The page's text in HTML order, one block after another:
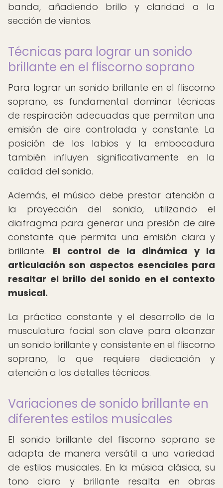
banda, añadiendo brillo y claridad a la
sección de vientos.
Técnicas para lograr un sonido
brillante en el fliscorno soprano
Para lograr un sonido brillante en el fliscorno
soprano, es fundamental dominar técnicas
de respiración adecuadas que permitan una
emisión de aire controlada y constante. La
posición de los labios y la embocadura
también influyen significativamente en la
calidad del sonido.
Además, el músico debe prestar atención a
la proyección del sonido, utilizando el
diafragma para generar una presión de aire
constante que permita una emisión clara y
brillante. El control de la dinámica y la
articulación son aspectos esenciales para
resaltar el brillo del sonido en el contexto
musical.
La práctica constante y el desarrollo de la
musculatura facial son clave para alcanzar
un sonido brillante y consistente en el fliscorno
soprano, lo que requiere dedicación y
atención a los detalles técnicos.
Variaciones de sonido brillante en
diferentes estilos musicales
El sonido brillante del fliscorno soprano se
adapta de manera versátil a una variedad
de estilos musicales. En la música clásica, su
tono claro y brillante resalta en obras